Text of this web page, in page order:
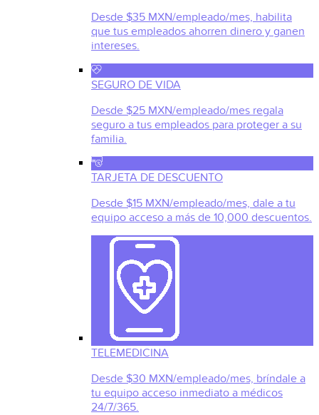
Desde $35 MXN/empleado/mes, habilita
que tus empleados ahorren dinero y ganen
intereses.
SEGURO DE VIDA
Desde $25 MXN/empleado/mes regala
seguro a tus empleados para proteger a su
familia.
TARJETA DE DESCUENTO
Desde $15 MXN/empleado/mes, dale a tu
equipo acceso a más de 10,000 descuentos.
TELEMEDICINA
Desde $30 MXN/empleado/mes, bríndale a
tu equipo acceso inmediato a médicos
24/7/365.